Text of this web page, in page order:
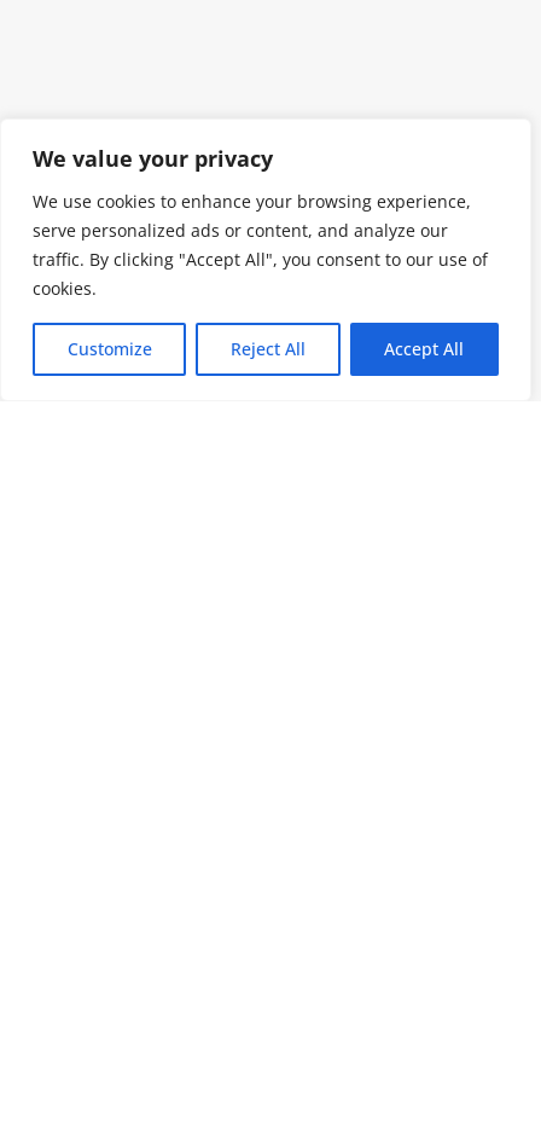
We value your privacy
We use cookies to enhance your browsing experience,
serve personalized ads or content, and analyze our
traffic. By clicking "Accept All", you consent to our use of
cookies.
Customize Reject All Accept All